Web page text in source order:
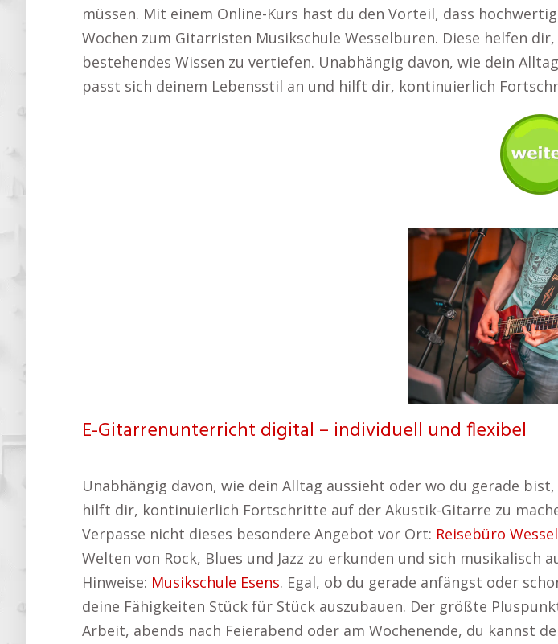
müssen. Mit einem Online-Kurs hast du den Vorteil, dass
Wochen zum Gitarristen Musikschule Wesselburen. Diese helfen
bestehendes Wissen zu vertiefen. Unabhängig davon, wie dein
passt sich deinem Lebensstil an und hilft dir, kontinuierlich
E-Gitarrenunterricht digital – individuell und flexibel
Unabhängig davon, wie dein Alltag aussieht oder wo du gerade
hilft dir, kontinuierlich Fortschritte auf der Akustik-Gitarre zu
Verpasse nicht dieses besondere Angebot vor Ort: Reisebüro
Welten von Rock, Blues und Jazz zu erkunden und sich
Hinweise: Musikschule Esens. Egal, ob du gerade anfängst oder
deine Fähigkeiten Stück für Stück auszubauen. Der größte
Arbeit, abends nach Feierabend oder am Wochenende, du kannst